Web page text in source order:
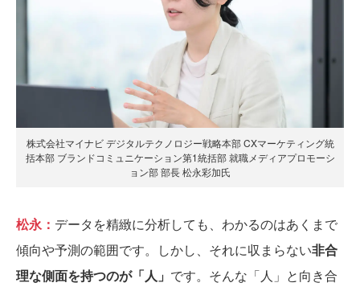
株式会社マイナビ デジタルテクノロジー戦略本部 CXマーケティング統
括本部 ブランドコミュニケーション第1統括部 就職メディアプロモーシ
ョン部 部長 松永彩加氏
松永： データを精緻に分析しても、わかるのはあくまで
傾向や予測の範囲です。しかし、それに収まらない非合
理な側面を持つのが「人」 です。そんな「人」と向き合